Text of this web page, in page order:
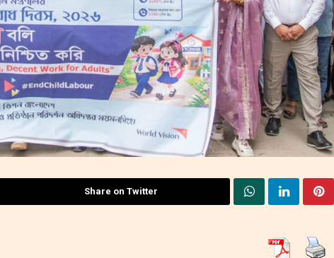
Share on Twitter